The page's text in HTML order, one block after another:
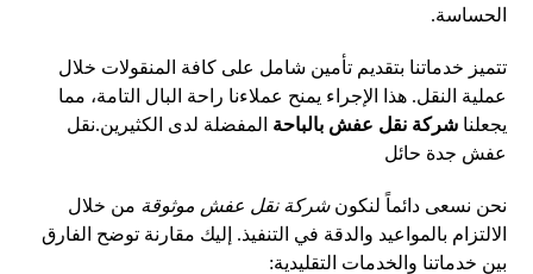
الحساسة.
تتميز خدماتنا بتقديم تأمين شامل على كافة المنقولات خلال
عملية النقل. هذا الإجراء يمنح عملاءنا راحة البال التامة، مما
يجعلناشركة نقل عفش بالباحة المفضلة لدى الكثيرين.نقل
عفش جدة حائل
نحن نسعى دائماً لنكونشركة نقل عفش موثوقة من خلال
الالتزام بالمواعيد والدقة في التنفيذ. إليك مقارنة توضح الفارق
بين خدماتنا والخدمات التقليدية: